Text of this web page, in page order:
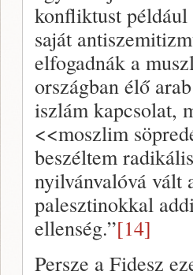
konfliktust például
saját
elfogadnák a
országban élő
iszlám kapcsolat,
<<moszlim
beszéltem
nyilvánvalóvá vált
palesztinokkal
ellenség.”[14]
Persze a Fidesz